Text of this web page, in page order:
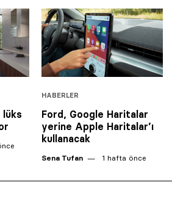
lüks
HABERLER
Ford, Google Haritalar
yerine Apple Haritalar’ı
kullanacak
Sena Tufan 1 hafta önce